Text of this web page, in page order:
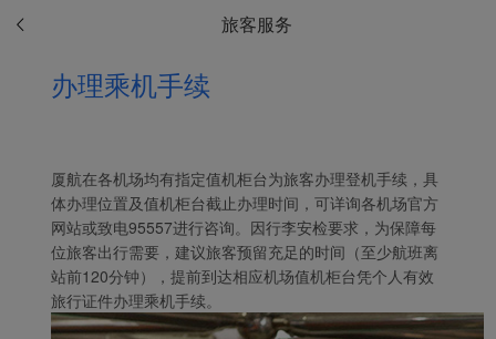
旅客服务
办理乘机手续
厦航在各机场均有指定值机柜台为旅客办理登机手续，具
体办理位置及值机柜台截止办理时间，可详询各机场官方
网站或致电95557进行咨询。因行李安检要求，为保障每
位旅客出行需要，建议旅客预留充足的时间（至少航班离
站前120分钟），提前到达相应机场值机柜台凭个人有效
旅行证件办理乘机手续。